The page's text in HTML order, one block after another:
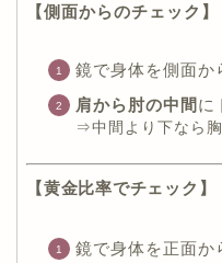
【側面からのチェック】
鏡で身体を側面か
肩から肘の中間 に
⇒中間より下なら
【黄金比率でチェック】
鏡で身体を正面か